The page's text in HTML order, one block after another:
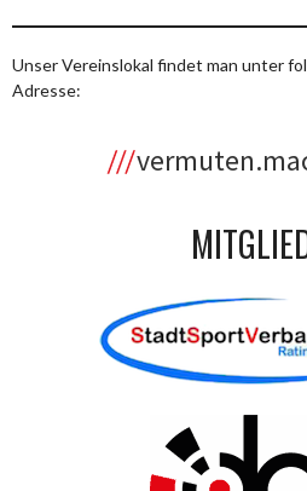
Unser Vereinslokal findet man unter
Adresse: